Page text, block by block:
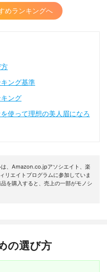
めランキングへ
ング基準
ング
使って理想の美人眉になろ
、Amazon.co.jpアソシエイト、楽
リエイトプログラムに参加していま
を購入すると、売上の一部がモノシ
の選び方